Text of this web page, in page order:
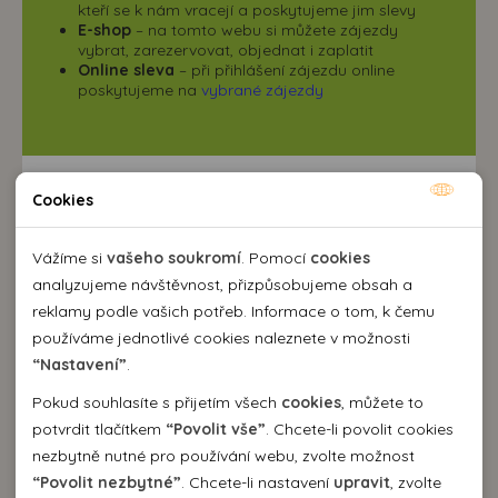
kteří se k nám vracejí a poskytujeme jim slevy
E-shop – na tomto webu si můžete zájezdy
vybrat, zarezervovat, objednat i zaplatit
Online sleva – při přihlášení zájezdu online
poskytujeme na vybrané zájezdy
Mapa
Cookies
Vážíme si vašeho soukromí . Pomocí cookies
analyzujeme návštěvnost, přizpůsobujeme obsah a
reklamy podle vašich potřeb. Informace o tom, k čemu
používáme jednotlivé cookies naleznete v možnosti
“Nastavení”
Pokud souhlasíte s přijetím všech cookies , můžete to
potvrdit tlačítkem “Povolit vše” . Chcete-li povolit cookies
nezbytně nutné pro používání webu, zvolte možnost
“Povolit nezbytné” . Chcete-li nastavení upravit , zvolte
Nutné cookies pomáhají, aby byla webová stránka
použitelná tak, že umožní základní funkce jako navigace
stránky a přístup k zabezpečeným sekcím webové stránky.
Webová stránka nemůže správně fungovat bez těchto
cookies.
Analytické cookies
Pomocí analytických cookies můžeme měřit návštěvnost
našeho webu, zdroje návštěv, výkon reklam a také jejich
Personální cookies